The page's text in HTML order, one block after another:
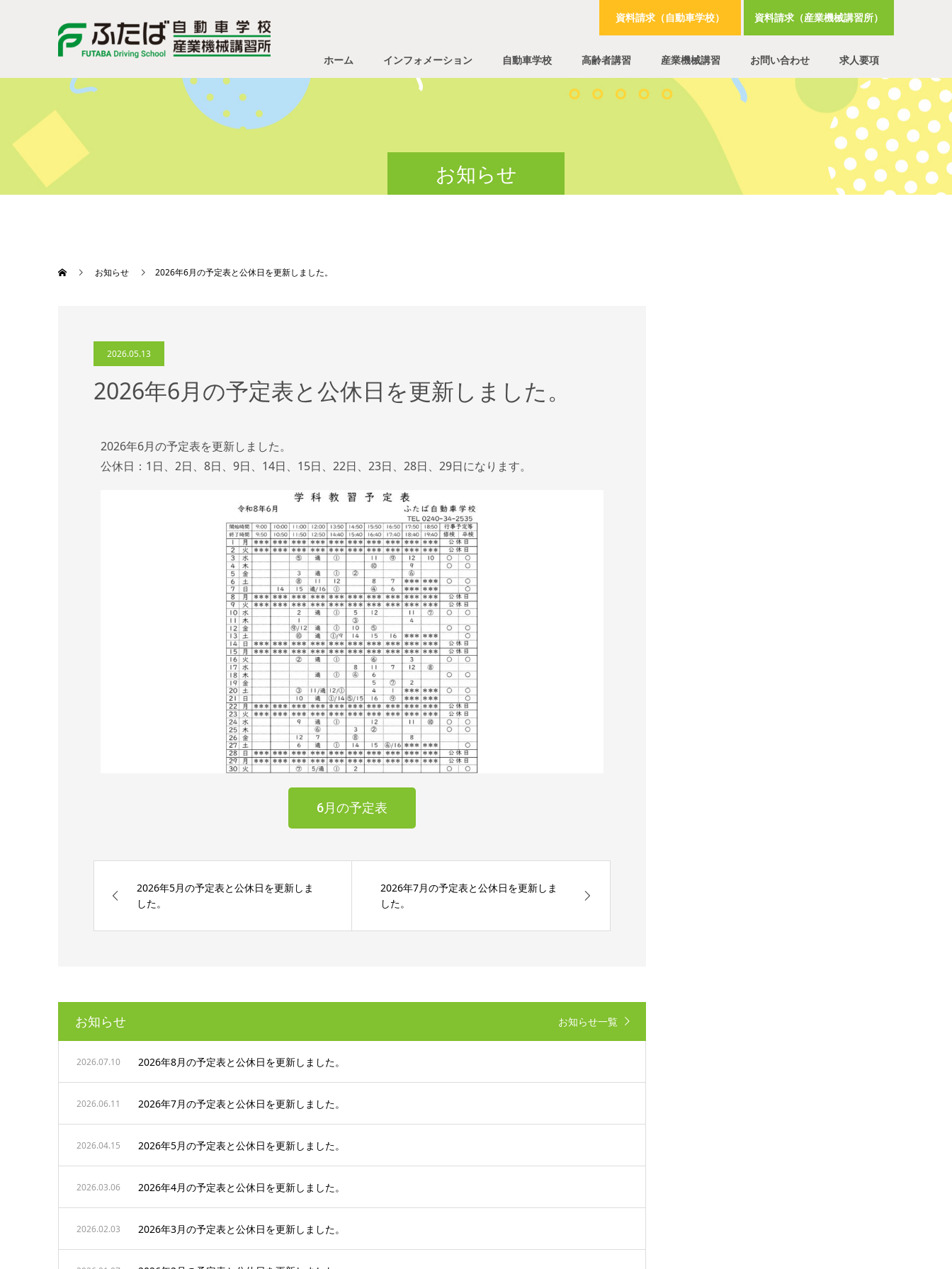
資料請求（自動車学校） 資料請求（産業機械講習所）
ホーム インフォメーション 自動車学校 高齢者講習 産業機械講習 お問い合わせ 求人要項
お知らせ
お知らせ 2026年6月の予定表と公休日を更新しました。
2026.05.13
2026年6月の予定表と公休日を更新しました。
2026年6月の予定表を更新しました。
公休日：1日、2日、8日、9日、14日、15日、22日、23日、28日、29日になります。
6月の予定表
2026年5月の予定表と公休日を更新しま
した。
2026年7月の予定表と公休日を更新しま
した。
お知らせ お知らせ一覧
2026.07.10 2026年8月の予定表と公休日を更新しました。
2026.06.11 2026年7月の予定表と公休日を更新しました。
2026.04.15 2026年5月の予定表と公休日を更新しました。
2026.03.06 2026年4月の予定表と公休日を更新しました。
2026.02.03 2026年3月の予定表と公休日を更新しました。